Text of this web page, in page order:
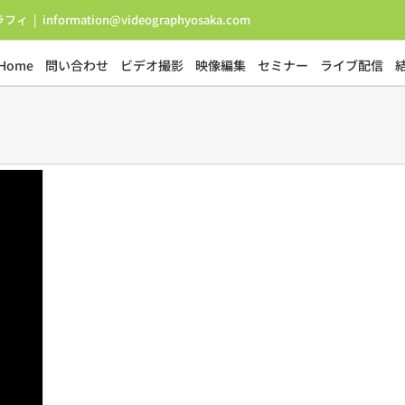
ィ | information@videographyosaka.com
問い合わせ ビデオ撮影 映像編集 セミナー ライブ配信